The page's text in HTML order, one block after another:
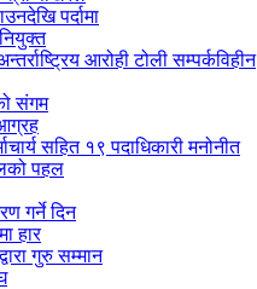
पर्दामा
आरोही टोली सम्पर्कविहीन
संगम
आग्रह
सहित १९ पदाधिकारी मनोनीत
पहल
गर्ने दिन
हार
गुरु सम्मान